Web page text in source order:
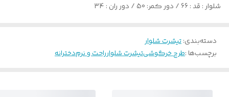
شلوار : قد : 66 / دور کمر: 50 / دور ران : 34
دسته‌بندی:تیشرت شلوار
برچسب‌ها :طرح خرگوشیتیشرت شلوارراحت و نرمدخترانه